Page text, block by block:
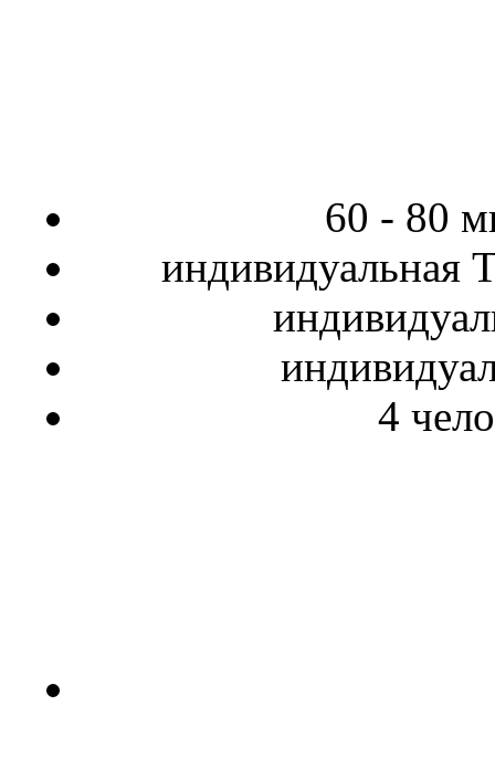
60 - 80
индивидуальная
4